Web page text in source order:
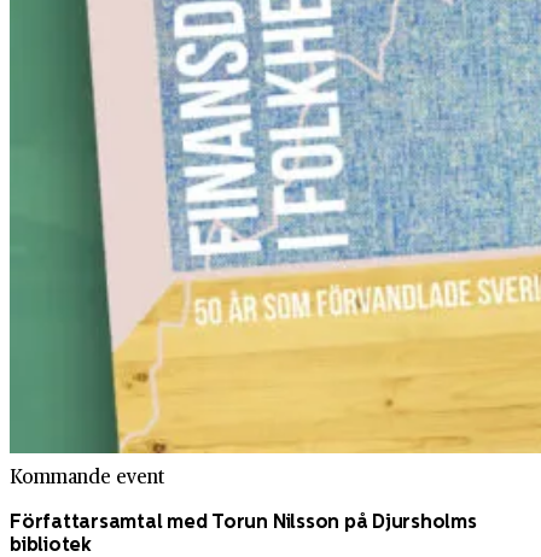
Kommande event
Författarsamtal med Torun Nilsson på Djursholms
bibliotek